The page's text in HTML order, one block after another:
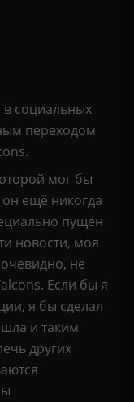
в социальных
переходом
мог бы
ещё никогда
пущен
новости, моя
не
Если бы я
я бы сделал
и таким
других